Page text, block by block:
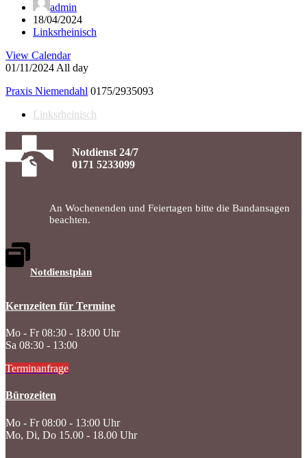
admin
18/04/2024
Linksrheinisch
View Calendar
01/11/2024 All day
Praxis Niemendahl 0175/2935093
Linksrheinisch
Notdienst 24/7
0171 5233099
An Wochenenden und Feiertagen bitte die Bandansagen
beachten.
Notdienstplan
Kernzeiten für Termine
Mo - Fr 08:30 - 18:00 Uhr
Sa 08:30 - 13:00
Terminanfrage
Bürozeiten
Mo - Fr 08:00 - 13:00 Uhr
Mo, Di, Do 15.00 - 18.00 Uhr